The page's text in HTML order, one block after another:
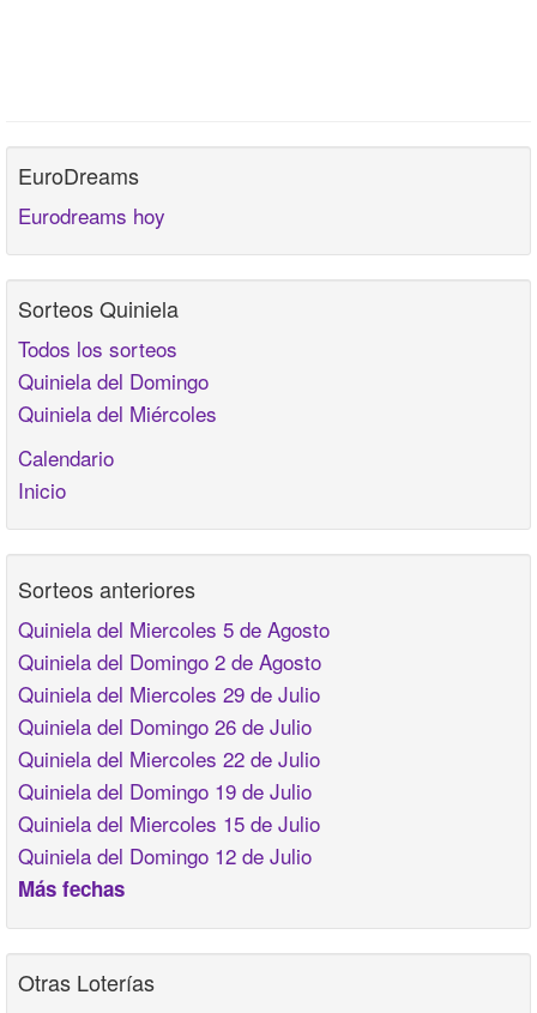
EuroDreams
Eurodreams hoy
Sorteos Quiniela
Todos los sorteos
Quiniela del Domingo
Quiniela del Miércoles
Calendario
Inicio
Sorteos anteriores
Quiniela del Miercoles 5 de Agosto
Quiniela del Domingo 2 de Agosto
Quiniela del Miercoles 29 de Julio
Quiniela del Domingo 26 de Julio
Quiniela del Miercoles 22 de Julio
Quiniela del Domingo 19 de Julio
Quiniela del Miercoles 15 de Julio
Quiniela del Domingo 12 de Julio
Más fechas
Otras Loterías